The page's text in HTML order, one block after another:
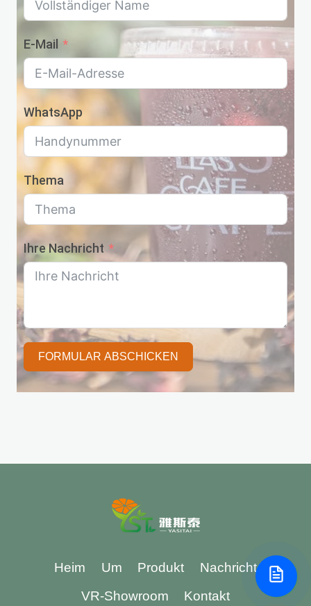
E-Mail
WhatsApp
Thema
Ihre Nachricht
FORMULAR ABSCHICKEN
Heim Um Produkt
Nachricht
VR-Showroom
Kontakt